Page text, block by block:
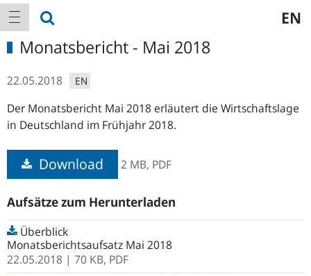
Hauptnavigation
Navigation anzeigen EN
Monatsbericht - Mai 2018
22.05.2018 EN
Der Monatsbericht Mai 2018 erläutert die Wirtschaftslage
in Deutschland im Frühjahr 2018.
Download 2 MB, PDF
Aufsätze zum Herunterladen
Überblick
Monatsberichtsaufsatz Mai 2018
22.05.2018 | 70 KB, PDF